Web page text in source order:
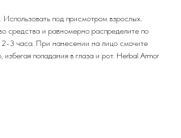
Использовать под присмотром взрослых.
средства и равномерно распределите по
2-3 часа. При нанесении на лицо смочите
попадания в глаза и рот. Herbal Armor